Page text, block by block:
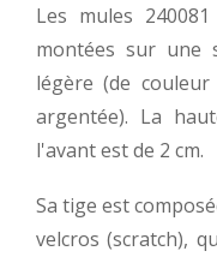
Les mules
montées sur une
légère (de
argentée). La
l'avant est de 2 cm.
Sa tige est
velcros (scratch),